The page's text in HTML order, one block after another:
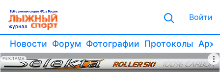
Войти
Новости Форум Фотографии Протоколы
РЕКЛАМА